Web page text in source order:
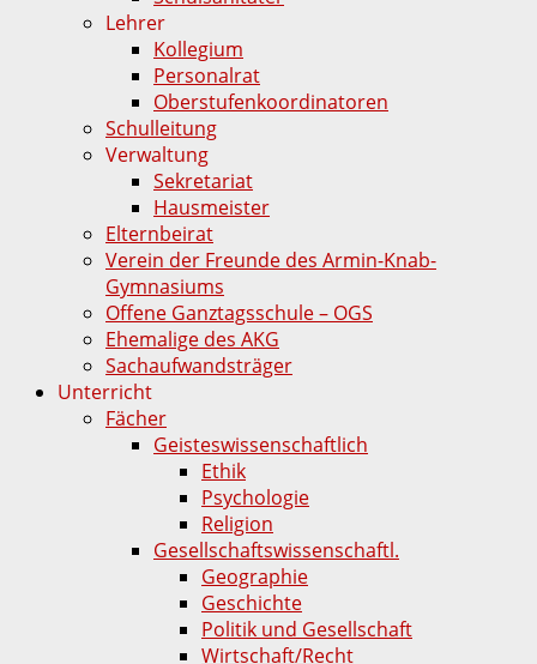
Lehrer
Kollegium
Personalrat
Oberstufenkoordinatoren
Schulleitung
Verwaltung
Sekretariat
Hausmeister
Elternbeirat
Verein der Freunde des Armin-Knab-
Gymnasiums
Offene Ganztagsschule – OGS
Ehemalige des AKG
Sachaufwandsträger
Unterricht
Fächer
Geisteswissenschaftlich
Ethik
Psychologie
Religion
Gesellschaftswissenschaftl.
Geographie
Geschichte
Politik und Gesellschaft
Wirtschaft/Recht